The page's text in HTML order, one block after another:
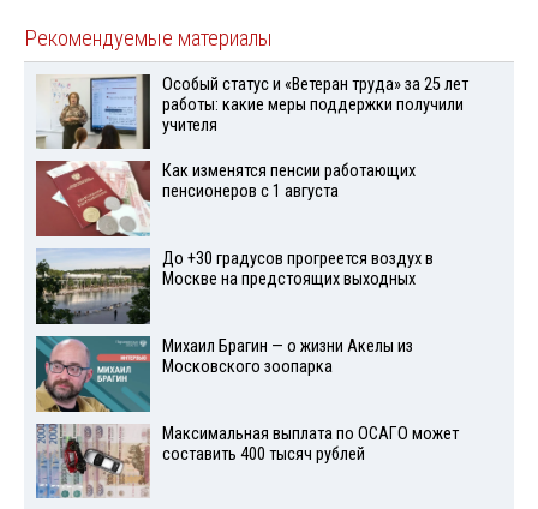
Рекомендуемые материалы
Особый статус и «Ветеран труда» за 25 лет
работы: какие меры поддержки получили
учителя
Как изменятся пенсии работающих
пенсионеров с 1 августа
До +30 градусов прогреется воздух в
Москве на предстоящих выходных
Михаил Брагин — о жизни Акелы из
Московского зоопарка
Максимальная выплата по ОСАГО может
составить 400 тысяч рублей